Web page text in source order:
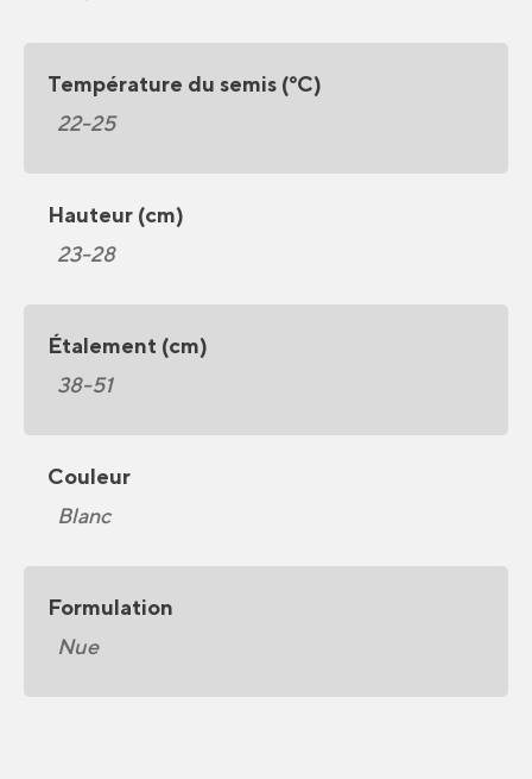
Température du semis (°C)
22-25
Hauteur (cm)
23-28
Étalement (cm)
38-51
Couleur
Blanc
Formulation
Nue